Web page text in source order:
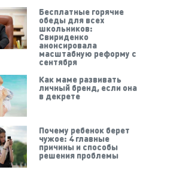
Бесплатные горячие
обеды для всех
школьников:
Свириденко
анонсировала
масштабную реформу с
сентября
Как маме развивать
личный бренд, если она
в декрете
Почему ребенок берет
чужое: 4 главные
причины и способы
решения проблемы